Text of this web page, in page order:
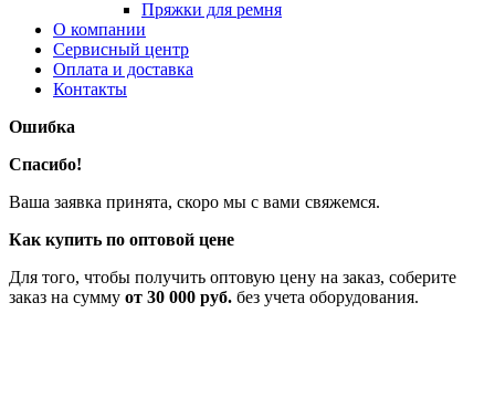
Пряжки для ремня
О компании
Сервисный центр
Оплата и доставка
Контакты
Ошибка
Спасибо!
Ваша заявка принята, скоро мы с вами свяжемся.
Как купить по оптовой цене
Для того, чтобы получить оптовую цену на заказ, соберите
заказ на сумму от 30 000 руб. без учета оборудования.